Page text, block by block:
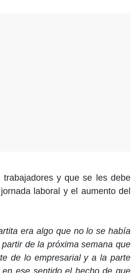
y que se les debe
laboral y el aumento del
era algo que no lo se había
de la próxima semana que
de lo empresarial y a la parte
ese sentido el hecho de que